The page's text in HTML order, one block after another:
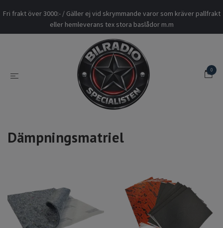
Fri frakt över 3000:- / Gäller ej vid skrymmande varor som kräver pallfrakt
eller hemleverans tex stora baslådor m.m
0
Dämpningsmatriel